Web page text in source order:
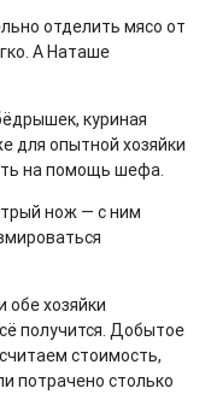
отделить мясо от
А Наташе
куриная
для опытной хозяйки
на помощь шефа.
нож — с ним
обе хозяйки
получится. Добытое
стоимость,
потрачено столько